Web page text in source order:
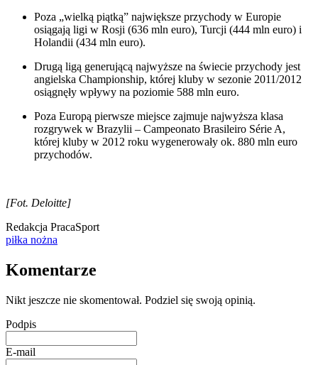
Poza „wielką piątką” największe przychody w Europie
osiągają ligi w Rosji (636 mln euro), Turcji (444 mln euro) i
Holandii (434 mln euro).
Drugą ligą generującą najwyższe na świecie przychody jest
angielska Championship, której kluby w sezonie 2011/2012
osiągnęły wpływy na poziomie 588 mln euro.
Poza Europą pierwsze miejsce zajmuje najwyższa klasa
rozgrywek w Brazylii – Campeonato Brasileiro Série A,
której kluby w 2012 roku wygenerowały ok. 880 mln euro
przychodów.
[Fot. Deloitte]
Redakcja PracaSport
piłka nożna
Komentarze
Nikt jeszcze nie skomentował. Podziel się swoją opinią.
Podpis
E-mail